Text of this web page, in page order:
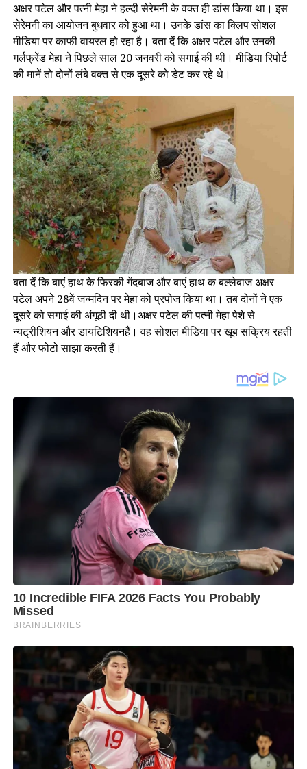
अक्षर पटेल और पत्नी मेहा ने हल्दी सेरेमनी के वक्त ही डांस किया था। इस
सेरेमनी का आयोजन बुधवार को हुआ था। उनके डांस का क्लिप सोशल
मीडिया पर काफी वायरल हो रहा है। बता दें कि अक्षर पटेल और उनकी
गर्लफ्रेंड मेहा ने पिछले साल 20 जनवरी को सगाई की थी। मीडिया रिपोर्ट
की मानें तो दोनों लंबे वक्त से एक दूसरे को डेट कर रहे थे।
बता दें कि बाएं हाथ के फिरकी गेंदबाज और बाएं हाथ क बल्लेबाज अक्षर
पटेल अपने 28वें जन्मदिन पर मेहा को प्रपोज किया था। तब दोनों ने एक
दूसरे को सगाई की अंगूठी दी थी।अक्षर पटेल की पत्नी मेहा पेशे से
न्यट्रीशियन और डायटिशियनहैं। वह सोशल मीडिया पर खूब सक्रिय रहती
हैं और फोटो साझा करती हैं।